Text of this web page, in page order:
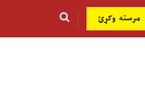
مرسته وکړئ